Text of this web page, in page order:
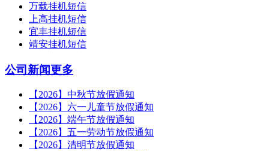
万载挂机短信
上高挂机短信
宜丰挂机短信
靖安挂机短信
公司新闻更多
【2026】中秋节放假通知
【2026】六一儿童节放假通知
【2026】端午节放假通知
【2026】五一劳动节放假通知
【2026】清明节放假通知